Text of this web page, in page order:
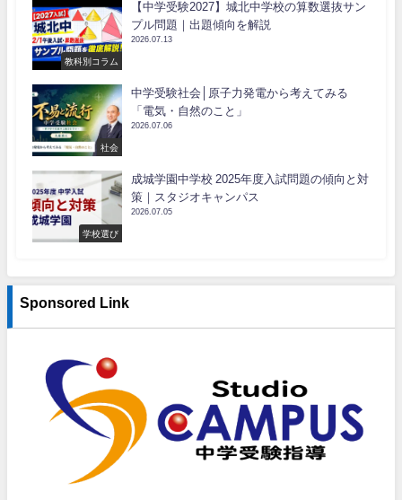
教科別コラム
【中学受験2027】城北中学校の算数選抜サン
プル問題｜出題傾向を解説
2026.07.13
社会
中学受験社会│原子力発電から考えてみる
「電気・自然のこと」
2026.07.06
学校選び
成城学園中学校 2025年度入試問題の傾向と対
策｜スタジオキャンパス
2026.07.05
Sponsored Link